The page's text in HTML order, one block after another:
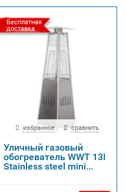
Бесплатная
доставка
избранное сравнить
Уличный газовый
обогреватель WWT 13I
Stainless steel mini...